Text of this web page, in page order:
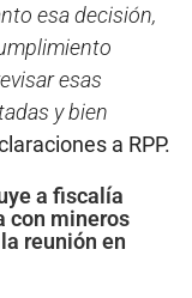
esa decisión,
esas
y bien
a RPP.
a fiscalía
con mineros
reunión en